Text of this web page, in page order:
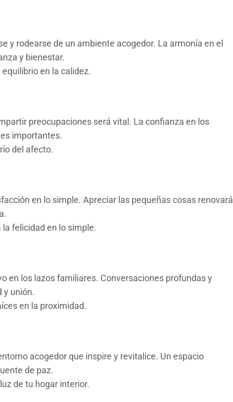
y rodearse de un ambiente acogedor. La armonía en el
y bienestar.
equilibrio en la calidez.
preocupaciones será vital. La confianza en los
importantes.
del afecto.
en lo simple. Apreciar las pequeñas cosas renovará
la felicidad en lo simple.
en los lazos familiares. Conversaciones profundas y
y unión.
en la proximidad.
acogedor que inspire y revitalice. Un espacio
de paz.
de tu hogar interior.